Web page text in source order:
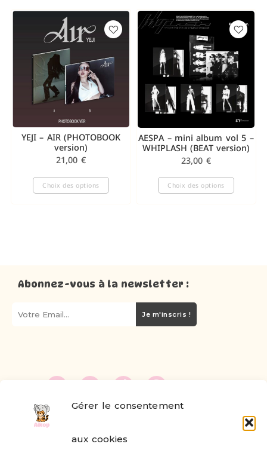
Gérer le consentement
aux cookies
YEJI – AIR (PHOTOBOOK
version)
21,00 €
Choix des options
AESPA – mini album vol 5 –
WHIPLASH (BEAT version)
23,00 €
Choix des options
Abonnez-vous à la newsletter :
Je m'inscris !